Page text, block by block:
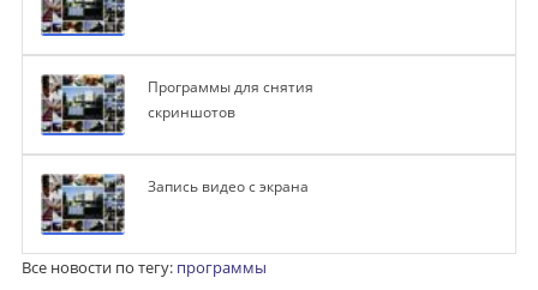
Программы для снятия
скриншотов
Запись видео с экрана
Все новости по тегу: программы